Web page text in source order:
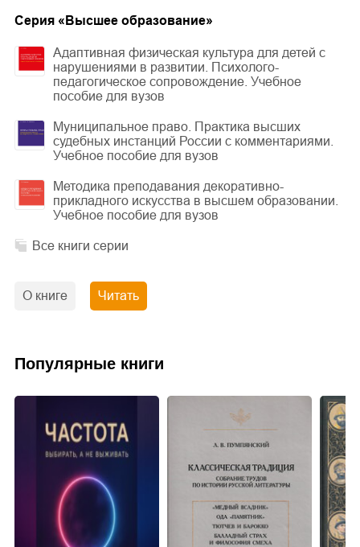
Cерия « Высшее образование»
Адаптивная физическая культура для детей с
нарушениями в развитии. Психолого-
педагогическое сопровождение. Учебное
пособие для вузов
Муниципальное право. Практика высших
судебных инстанций России с комментариями.
Учебное пособие для вузов
Методика преподавания декоративно-
прикладного искусства в высшем образовании.
Учебное пособие для вузов
Все книги серии
О книге Читать
Популярные книги